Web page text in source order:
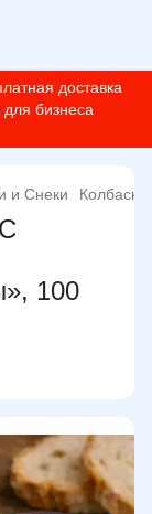
доставка
бизнеса
и Снеки Колбаски
100